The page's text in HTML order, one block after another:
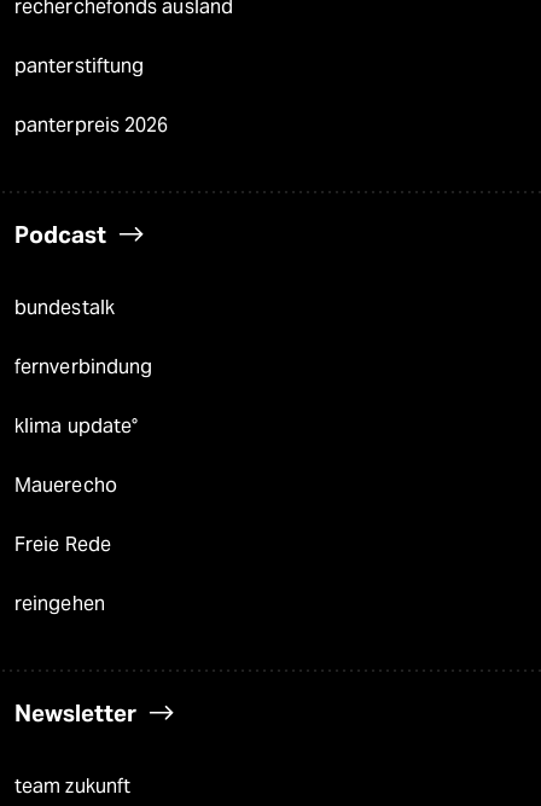
recherchefonds ausland
panterstiftung
panterpreis 2026
Podcast
bundestalk
fernverbindung
klima update°
Mauerecho
Freie Rede
reingehen
Newsletter
team zukunft